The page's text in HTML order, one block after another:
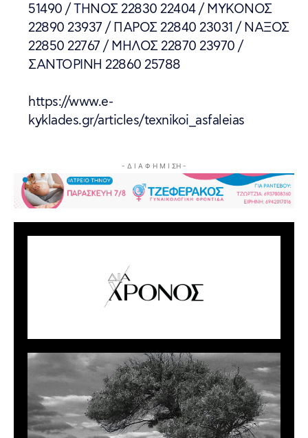
51490 / ΤΗΝΟΣ 22830 22404 / ΜΥΚΟΝΟΣ
22890 23937 / ΠΑΡΟΣ 22840 23031 / ΝΑΞΟΣ
22850 22767 / ΜΗΛΟΣ 22870 23970 /
ΣΑΝΤΟΡΙΝΗ 22860 25788
https://www.e-
kyklades.gr/articles/texnikoi_asfaleias
- Δ Ι Α Φ Η Μ Ι ΣΗ -